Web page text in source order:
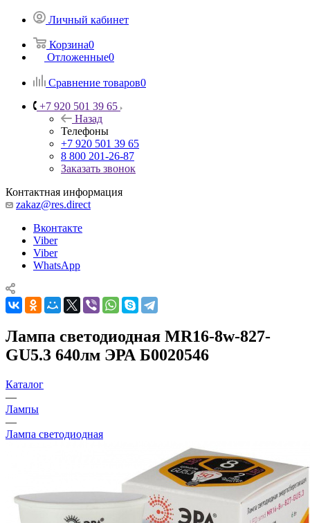
Личный кабинет
Корзина0
Отложенные0
Сравнение товаров0
+7 920 501 39 65
Назад
Телефоны
+7 920 501 39 65
8 800 201-26-87
Заказать звонок
Контактная информация
zakaz@res.direct
Вконтакте
Viber
Viber
WhatsApp
Лампа светодиодная MR16-8w-827-
GU5.3 640лм ЭРА Б0020546
Каталог
—
Лампы
—
Лампа светодиодная